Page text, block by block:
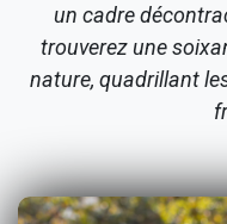
un cadre
trouverez une
nature, quadrillant